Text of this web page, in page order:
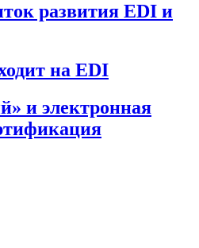
развития EDI и
на EDI
и электронная